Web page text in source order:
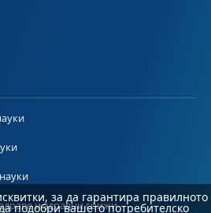
и здравни грижи
за да гарантира правилното
подобри вашето потребителско